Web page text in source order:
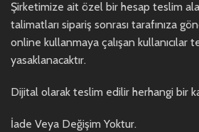
Şirketimize ait özel bir hesap teslim
talimatları sipariş sonrası tarafınıza
online kullanmaya çalışan kullanıcılar
yasaklanacaktır.
Dijital olarak teslim edilir herhangi bir
İade Veya Değişim Yoktur.